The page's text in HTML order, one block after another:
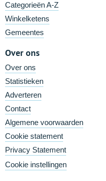
Categorieën A-Z
Winkelketens
Gemeentes
Over ons
Over ons
Statistieken
Adverteren
Contact
Algemene voorwaarden
Cookie statement
Privacy Statement
Cookie instellingen